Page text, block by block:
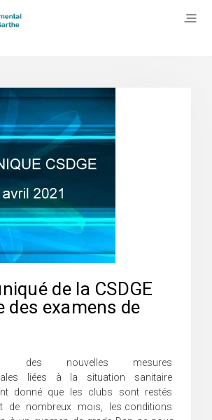
de la CSDGE
des examens de
des nouvelles mesures
liées à la situation sanitaire
donné que les clubs sont restés
de nombreux mois, les conditions